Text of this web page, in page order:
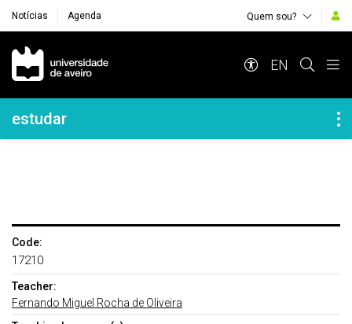
Notícias Agenda Quem sou?
Navegação Principal
EN
Navegação Lateral
estudar
Code:
17210
Teacher:
Fernando Miguel Rocha de Oliveira